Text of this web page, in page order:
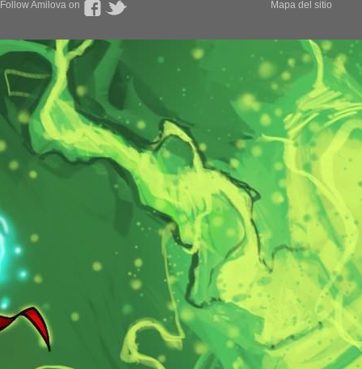
Follow Amilova on Mapa del sitio